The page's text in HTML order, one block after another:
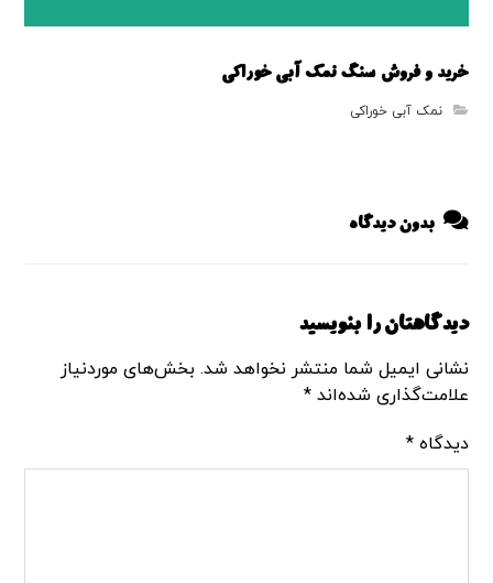
خرید و فروش سنگ نمک آبی خوراکی
نمک آبی خوراکی
بدون دیدگاه
دیدگاهتان را بنویسید
نشانی ایمیل شما منتشر نخواهد شد. بخش‌های موردنیاز
علامت‌گذاری شده‌اند*
دیدگاه*